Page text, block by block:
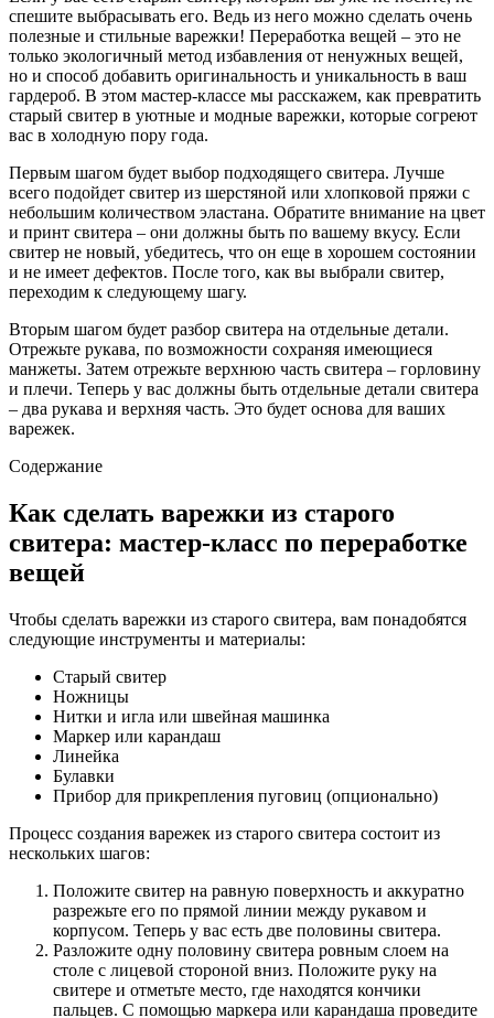
спешите выбрасывать его. Ведь из него можно сделать очень
полезные и стильные варежки! Переработка вещей – это не
только экологичный метод избавления от ненужных вещей,
но и способ добавить оригинальность и уникальность в ваш
гардероб. В этом мастер-классе мы расскажем, как превратить
старый свитер в уютные и модные варежки, которые согреют
вас в холодную пору года.
Первым шагом будет выбор подходящего свитера. Лучше
всего подойдет свитер из шерстяной или хлопковой пряжи с
небольшим количеством эластана. Обратите внимание на цвет
и принт свитера – они должны быть по вашему вкусу. Если
свитер не новый, убедитесь, что он еще в хорошем состоянии
и не имеет дефектов. После того, как вы выбрали свитер,
переходим к следующему шагу.
Вторым шагом будет разбор свитера на отдельные детали.
Отрежьте рукава, по возможности сохраняя имеющиеся
манжеты. Затем отрежьте верхнюю часть свитера – горловину
и плечи. Теперь у вас должны быть отдельные детали свитера
– два рукава и верхняя часть. Это будет основа для ваших
варежек.
Содержание
Как сделать варежки из старого
свитера: мастер-класс по переработке
вещей
Чтобы сделать варежки из старого свитера, вам понадобятся
следующие инструменты и материалы:
Старый свитер
Ножницы
Нитки и игла или швейная машинка
Маркер или карандаш
Линейка
Булавки
Прибор для прикрепления пуговиц (опционально)
Процесс создания варежек из старого свитера состоит из
нескольких шагов:
Положите свитер на равную поверхность и аккуратно
разрежьте его по прямой линии между рукавом и
корпусом. Теперь у вас есть две половины свитера.
Разложите одну половину свитера ровным слоем на
столе с лицевой стороной вниз. Положите руку на
свитере и отметьте место, где находятся кончики
пальцев. С помощью маркера или карандаша проведите